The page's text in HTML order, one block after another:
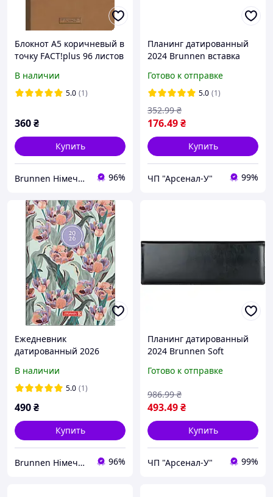
Блокнот А5 коричневый в
точку FACT!plus 96 листов
В наличии
5.0 (1)
360₴
Купить
Brunnen Німеччина, шкільні та канцелярські товари 96%
Планинг датированный
2024 Brunnen вставка
Готово к отправке
5.0 (1)
176.49₴
352.99 ₴
Купить
ЧП "Арсенал-У" 99%
Ежедневник
датированный 2026
Botanical 1079515026
В наличии
5.0 (1)
490₴
Купить
Brunnen Німеччина, шкільні та канцелярські товари 96%
Планинг датированный
2024 Brunnen Soft
Готово к отправке
493.49₴
986.99 ₴
Купить
ЧП "Арсенал-У" 99%